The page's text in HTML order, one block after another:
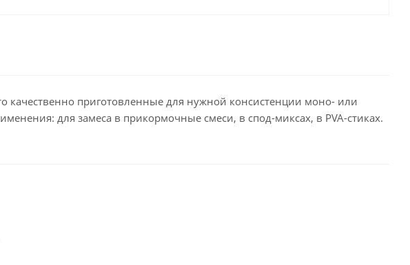
качественно приготовленные для нужной консистенции моно- или
для замеса в прикормочные смеси, в спод-миксах, в PVA-стиках.